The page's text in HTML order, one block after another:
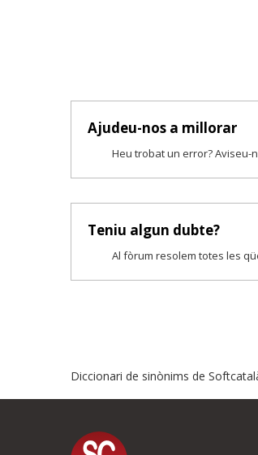
Ajudeu-nos a millorar
Heu trobat un error? Aviseu-
Teniu algun dubte?
Al fòrum resolem totes les
Proposeu-nos
Diccionari de sinònims de